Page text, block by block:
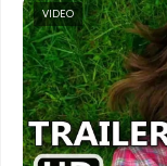
VIDEO